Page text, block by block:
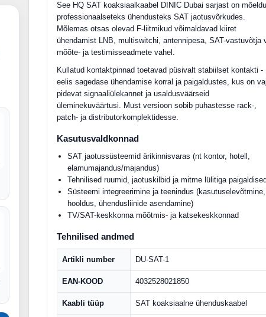
See HQ SAT koaksiaalkaabel DINIC Dubai sarjast on
professionaalseteks ühendusteks SAT jaotusvõrkudes.
Mõlemas otsas olevad F-liitmikud võimaldavad kiiret
ühendamist LNB, multiswitchi, antennipesa, SAT-vastuvõtja
mõõte- ja testimisseadmete vahel.
Kullatud kontaktpinnad toetavad püsivalt stabiilset kontakti -
eelis sagedase ühendamise korral ja paigaldustes, kus on
pidevat signaaliülekannet ja usaldusväärseid
üleminekuväärtusi. Must versioon sobib puhastesse rack-,
patch- ja distributorkomplektidesse.
Kasutusvaldkonnad
SAT jaotussüsteemid ärikinnisvaras (nt kontor, hotell,
elamumajandus/majandus)
Tehnilised ruumid, jaotuskilbid ja mitme lülitiga
Süsteemi integreerimine ja teenindus (kasutuselevõtmine,
hooldus, ühendusliinide asendamine)
TV/SAT-keskkonna mõõtmis- ja katsekeskkonnad
Tehnilised andmed
Artikli number DU-SAT-1
EAN-KOOD 4032528021850
Kaabli tüüp SAT koaksiaalne ühenduskaabel